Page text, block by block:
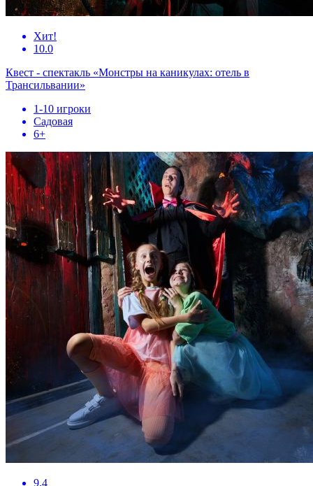
Хит!
10.0
Квест - спектакль «Монстры на каникулах: отель в
Трансильвании»
1-10 игроки
Садовая
6+
9.4